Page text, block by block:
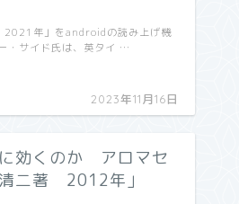
2023年11月16日
年」をandroidの読み上げ機
・サイド氏は、英タイ …
効くのか アロマセ
清二著 2012年」